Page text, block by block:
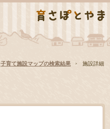
子育て施設マップの検索結果 施設詳細